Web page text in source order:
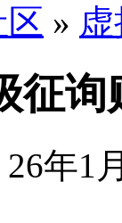
区 »
征询
年1